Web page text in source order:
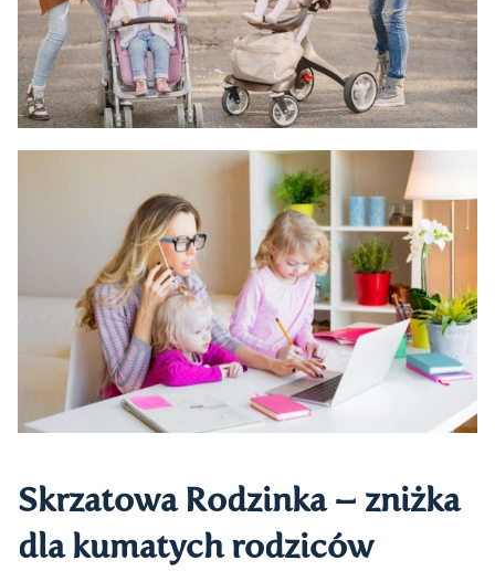
Skrzatowa Rodzinka – zniżka
dla kumatych rodziców